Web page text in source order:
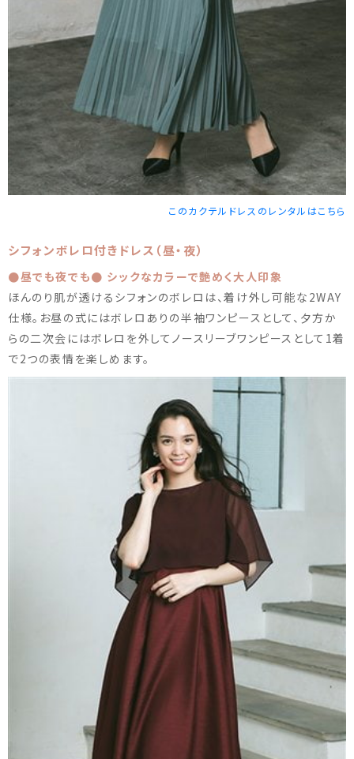
このカクテルドレスのレンタルはこちら
シフォンボレロ付きドレス（昼・夜）
●昼でも夜でも● シックなカラーで艶めく大人印象
ほんのり肌が透けるシフォンのボレロは、着け外し可能な2WAY
仕様。お昼の式にはボレロありの半袖ワンピースとして、夕方か
らの二次会にはボレロを外してノースリーブワンピースとして1着
で2つの表情を楽しめます。